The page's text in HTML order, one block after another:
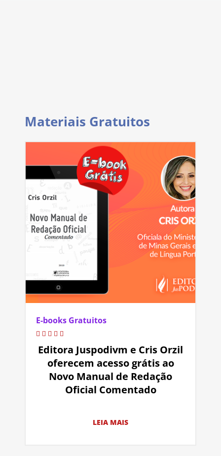
Materiais Gratuitos
E-books Gratuitos
Editora Juspodivm e Cris Orzil
oferecem acesso grátis ao
Novo Manual de Redação
Oficial Comentado
LEIA MAIS